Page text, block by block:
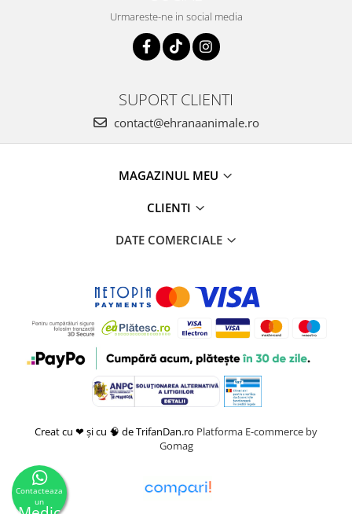
Urmareste-ne in social media
SUPORT CLIENTI
contact@ehranaanimale.ro
MAGAZINUL MEU
CLIENTI
DATE COMERCIALE
Creat cu ❤ și cu 🧠 de TrifanDan.ro Platforma E-commerce by
Gomag
Contacteaza
un